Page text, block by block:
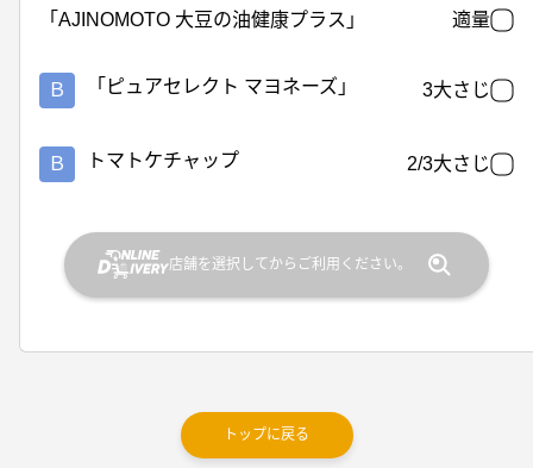
「AJINOMOTO 大豆の油健康プラス」 適量
Ｂ 「ピュアセレクト マヨネーズ」 3大さじ
Ｂ トマトケチャップ 2/3大さじ
店舗を選択してからご利用ください。
トップに戻る